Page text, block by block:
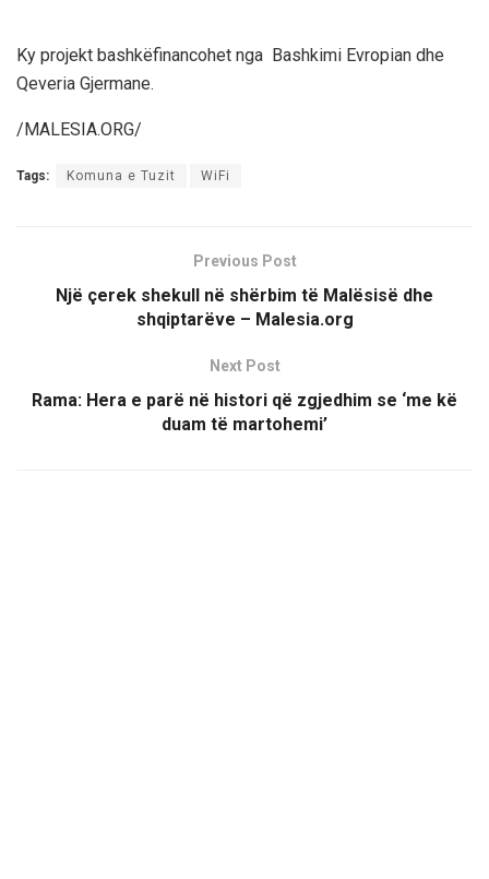
Ky projekt bashkëfinancohet nga Bashkimi Evropian dhe
Qeveria Gjermane.
/MALESIA.ORG/
Tags: Komuna e Tuzit WiFi
Previous Post
Një çerek shekull në shërbim të Malësisë dhe
shqiptarëve – Malesia.org
Next Post
Rama: Hera e parë në histori që zgjedhim se ‘me kë
duam të martohemi’